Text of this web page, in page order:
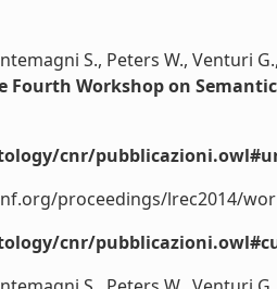
S., Peters W., Venturi
Fourth Workshop on
cnr/
proceedings/lrec2014/
cnr/